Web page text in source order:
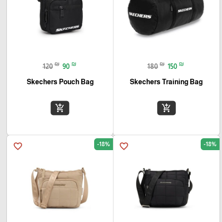
180 ₪ 150 ₪
Skechers Training Bag
add_shopping_cart
120 ₪ 90 ₪
Skechers Pouch Bag
add_shopping_cart
favorite_border -18%
favorite_border -18%